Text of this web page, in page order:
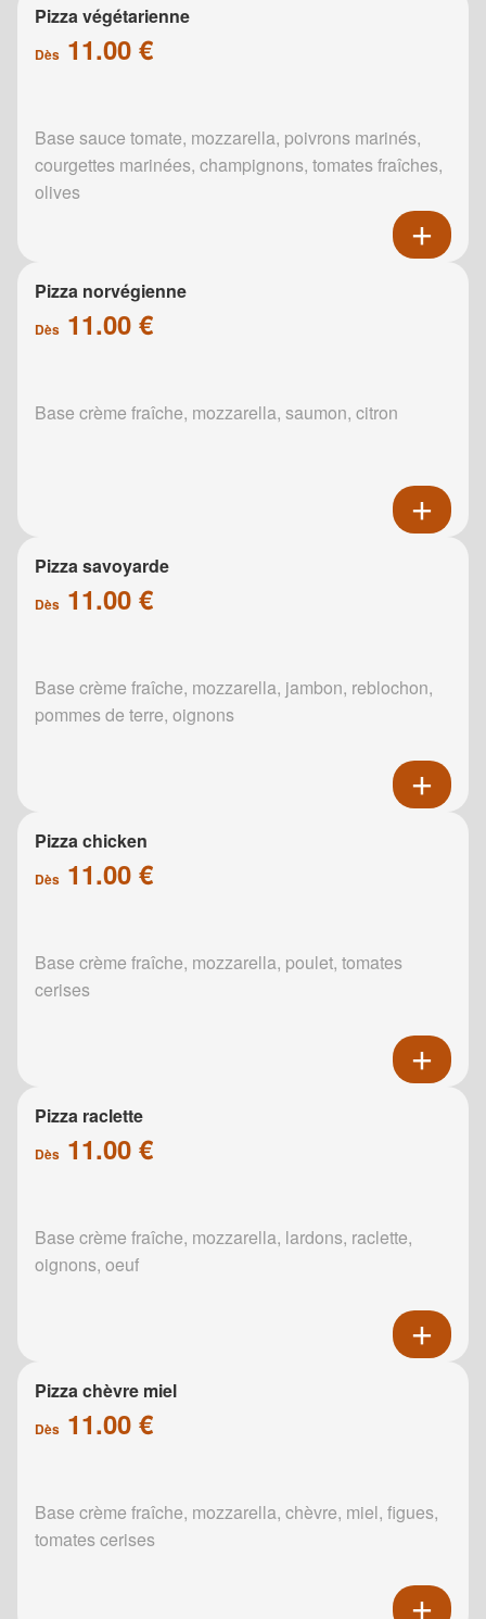
Pizza végétarienne
Dès 11.00 €
Base sauce tomate, mozzarella, poivrons marinés,
courgettes marinées, champignons, tomates fraîches,
olives
Pizza norvégienne
Dès 11.00 €
Base crème fraîche, mozzarella, saumon, citron
Pizza savoyarde
Dès 11.00 €
Base crème fraîche, mozzarella, jambon, reblochon,
pommes de terre, oignons
Pizza chicken
Dès 11.00 €
Base crème fraîche, mozzarella, poulet, tomates
cerises
Pizza raclette
Dès 11.00 €
Base crème fraîche, mozzarella, lardons, raclette,
oignons, oeuf
Pizza chèvre miel
Dès 11.00 €
Base crème fraîche, mozzarella, chèvre, miel, figues,
tomates cerises